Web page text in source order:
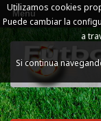
Utilizamos cookies
Puede cambiar la
a
Si continua
Menú